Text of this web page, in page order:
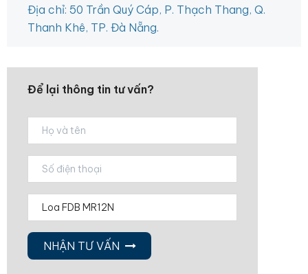
Địa chỉ: 50 Trần Quý Cáp, P. Thạch Thang, Q.
Thanh Khê, TP. Đà Nẵng.
Để lại thông tin tư vấn?
NHẬN TƯ VẤN